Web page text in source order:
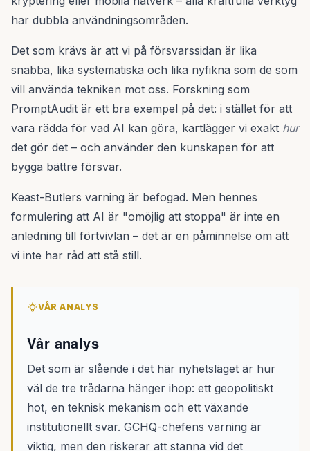
har dubbla användningsområden.
Det som krävs är att vi på försvarssidan är lika
snabba, lika systematiska och lika nyfikna som de som
vill använda tekniken mot oss. Forskning som
PromptAudit är ett bra exempel på det: i stället för att
vara rädda för vad AI kan göra, kartlägger vi exakt hur
det gör det – och använder den kunskapen för att
bygga bättre försvar.
Keast-Butlers varning är befogad. Men hennes
formulering att AI är "omöjlig att stoppa" är inte en
anledning till förtvivlan – det är en påminnelse om att
vi inte har råd att stå still.
VÅR ANALYS
Vår analys
Det som är slående i det här nyhetsläget är hur
väl de tre trådarna hänger ihop: ett geopolitiskt
hot, en teknisk mekanism och ett växande
institutionellt svar. GCHQ-chefens varning är
viktig, men den riskerar att stanna vid det